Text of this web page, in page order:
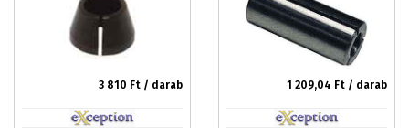
3 810 Ft / darab 1 209,04 Ft / darab